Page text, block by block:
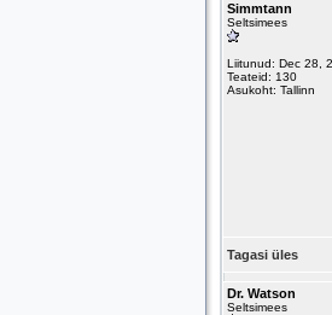
Simmtann
Seltsimees
Liitunud: Dec 28,
Teateid: 130
Asukoht: Tallinn
Tagasi üles
Dr. Watson
Seltsimees